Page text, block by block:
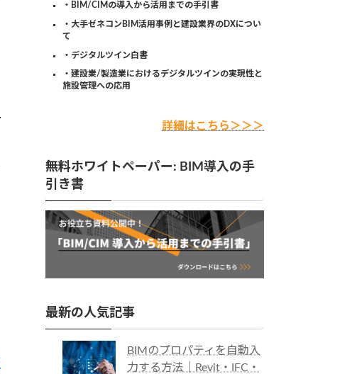
・BIM/CIMの導入から活用までの手引書
・大手ゼネコンBIM活用事例と建設業界のDXについ
て
・デジタルツイン白書
・建設業/製造業におけるデジタルツインの実現性と
施設管理への応用
詳細はこちら＞＞＞
無料ホワイトペーパー: BIM導入の手
引き書
最新の人気記事
BIMのプロパティを自動入
力する方法｜Revit・IFC・